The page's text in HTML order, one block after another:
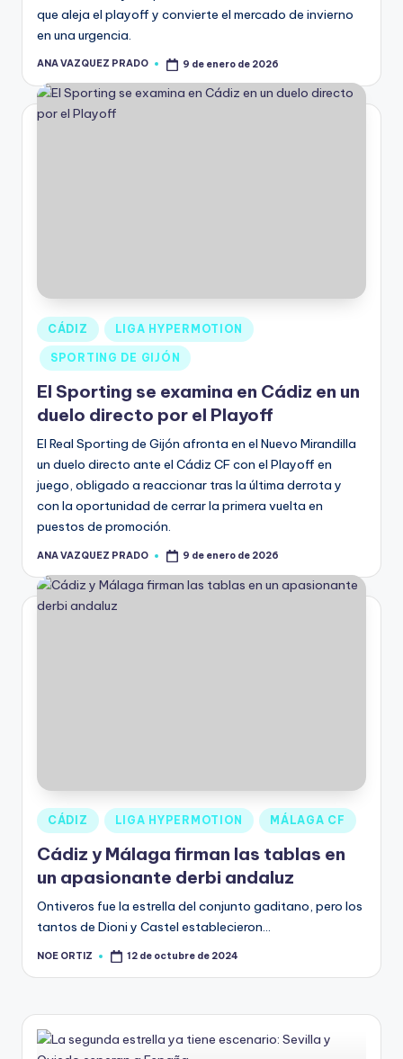
que aleja el playoff y convierte el mercado de invierno
en una urgencia.
ANA VAZQUEZ PRADO 9 de enero de 2026
CÁDIZ LIGA HYPERMOTION
SPORTING DE GIJÓN
El Sporting se examina en Cádiz en un
duelo directo por el Playoff
El Real Sporting de Gijón afronta en el Nuevo Mirandilla
un duelo directo ante el Cádiz CF con el Playoff en
juego, obligado a reaccionar tras la última derrota y
con la oportunidad de cerrar la primera vuelta en
puestos de promoción.
ANA VAZQUEZ PRADO 9 de enero de 2026
CÁDIZ LIGA HYPERMOTION MÁLAGA CF
Cádiz y Málaga firman las tablas en
un apasionante derbi andaluz
Ontiveros fue la estrella del conjunto gaditano, pero los
tantos de Dioni y Castel establecieron…
NOE ORTIZ 12 de octubre de 2024